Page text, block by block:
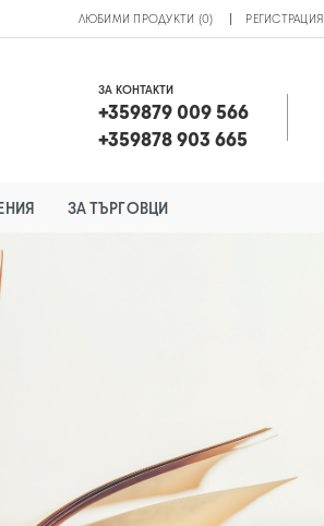
ЛЮБИМИ ПРОДУКТИ (0) РЕГИСТРАЦИЯ
ЗА КОНТАКТИ
+359879 009 566
+359878 903 665
ЗА ТЪРГОВЦИ